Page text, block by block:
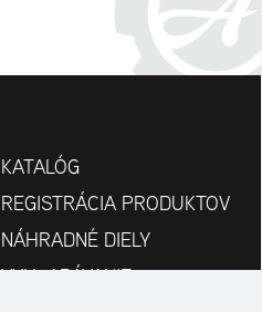
KATALÓG
REGISTRÁCIA PRODUKTOV
NÁHRADNÉ DIELY
VYHĽADÁVANIE